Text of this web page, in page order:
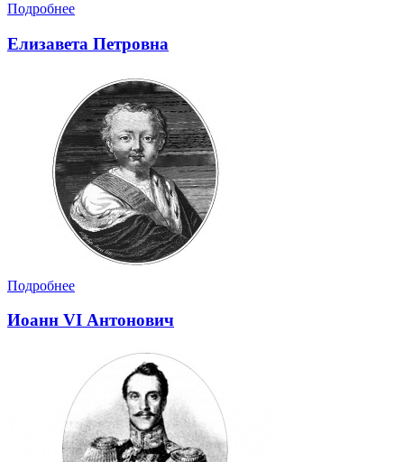
Подробнее
Елизавета Петровна
Подробнее
Иоанн VI Антонович